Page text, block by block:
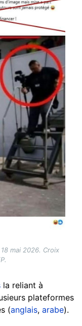
mai 2026. Croix
la reliant à
plateformes
(anglais, arabe).